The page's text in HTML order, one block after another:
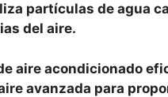
partículas de agua
del aire.
aire acondicionado
avanzada para